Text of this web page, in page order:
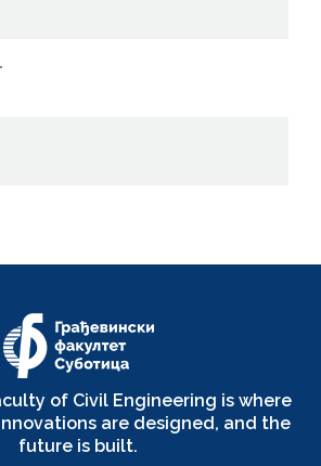
of Civil Engineering is where
are designed, and the
future is built.